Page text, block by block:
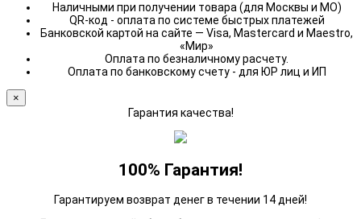
Наличными при получении товара (для Москвы и МО)
QR-код - оплата по системе быстрых платежей
Банковской картой на сайте — Visa, Mastercard и Maestro,
«Мир»
Оплата по безналичному расчету.
Оплата по банковскому счету - для ЮР лиц и ИП
×
Гарантия качества!
100% Гарантия!
Гарантируем возврат денег в течении 14 дней!